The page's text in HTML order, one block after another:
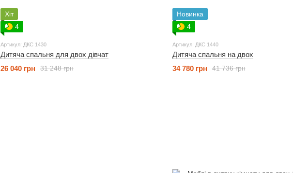
Хіт
4
Артикул: ДКС 1430
Дитяча спальня для двох дівчат
31 248 грн
26 040 грн
Новинка
4
Артикул: ДКС 1440
Дитяча спальня на двох
41 736 грн
34 780 грн